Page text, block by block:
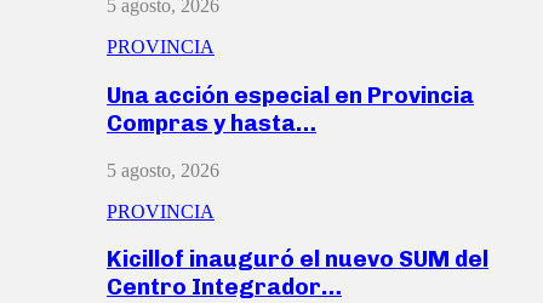
5 agosto, 2026
PROVINCIA
Una acción especial en Provincia
Compras y hasta…
5 agosto, 2026
PROVINCIA
Kicillof inauguró el nuevo SUM del
Centro Integrador…